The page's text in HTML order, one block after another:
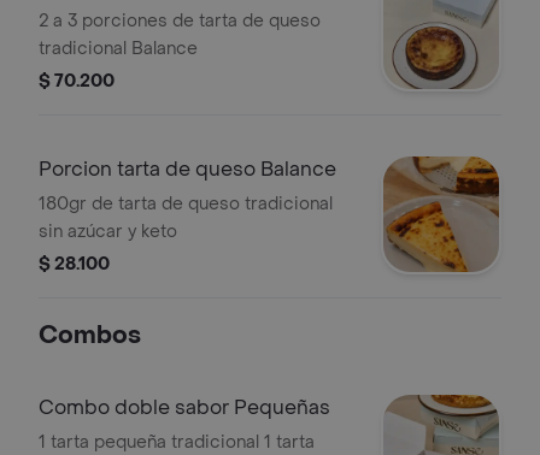
2 a 3 porciones de tarta de queso
tradicional Balance
$ 70.200
Porcion tarta de queso Balance
180gr de tarta de queso tradicional
sin azúcar y keto
$ 28.100
Combos
Combo doble sabor Pequeñas
1 tarta pequeña tradicional 1 tarta